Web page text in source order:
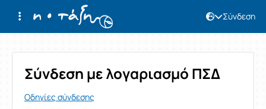
Σύνδεση
Σύνδεση
Σύνδεση με λογαριασμό ΠΣΔ
Οδηγίες σύνδεσης